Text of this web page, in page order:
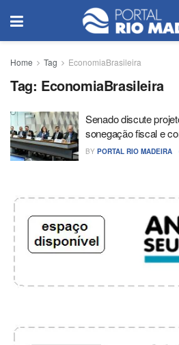
Home Tag EconomiaBrasileira
Tag: EconomiaBrasileira
Senado discute
sonegação fiscal e
BY PORTAL RIO MADEIRA